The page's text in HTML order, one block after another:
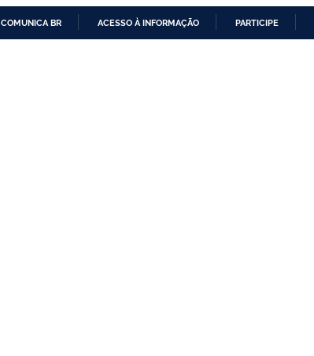
COMUNICA BR ACESSO À INFORMAÇÃO PARTICIPE